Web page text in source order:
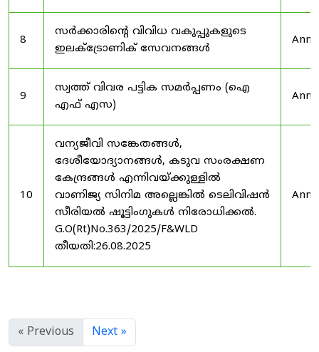
8
സർക്കാരിന്റെ വിവിധ വകുപ്പുകളുടെ
ഇലക്ട്രോണിക് സേവനങ്ങൾ
9
സ്വത്ത് വിവര പട്ടിക സമർപ്പണം (ഐ
എഫ് എസ)
10
വന്യജീവി സങ്കേതങ്ങൾ,
ദേശീയോദ്യാനങ്ങൾ, കടുവ സംരക്ഷണ
കേന്ദ്രങ്ങൾ എന്നിവയ്ക്കുള്ളിൽ
വാണിജ്യ സിനിമ അല്ലെങ്കിൽ ടെലിവിഷൻ
സീരിയൽ ഷൂട്ടിംഗുകൾ നിരോധിക്കൽ.
G.O(Rt)No.363/2025/F&WLD
തീയതി:26.08.2025
« Previous Next »